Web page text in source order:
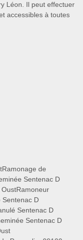
Léon. Il peut effectuer
accessibles à toutes
Ramonage de
Sentenac D
OustRamoneur
Sentenac D
Sentenac D
Sentenac D